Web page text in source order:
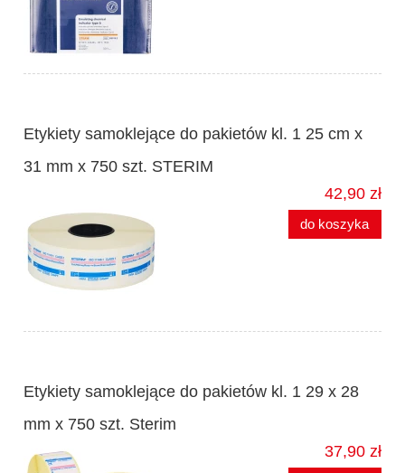
Etykiety samoklejące do pakietów kl. 1 25 cm x
31 mm x 750 szt. STERIM
42,90 zł
do koszyka
Etykiety samoklejące do pakietów kl. 1 29 x 28
mm x 750 szt. Sterim
37,90 zł